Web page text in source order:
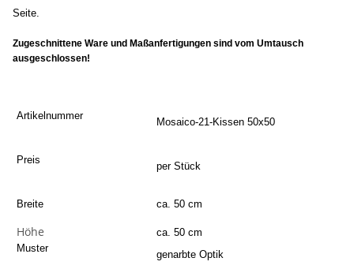
Seite.
Zugeschnittene Ware und Maßanfertigungen sind vom Umtausch
ausgeschlossen!
Artikelnummer
Mosaico-21-Kissen 50x50
Preis
per Stück
Breite ca. 50 cm
Höhe
ca. 50 cm
Muster
genarbte Optik